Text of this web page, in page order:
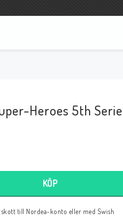
Betala enkelt i förskott till
Heroes 5th
KÖP
till Nordea-konto eller med Swish